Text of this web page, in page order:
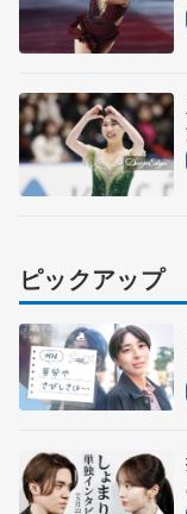
ピックアップ